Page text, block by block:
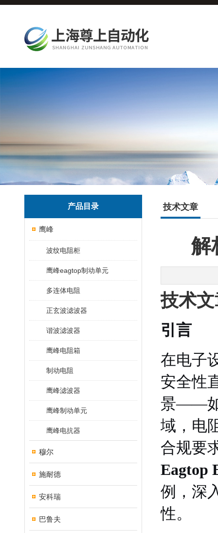
产品目录
鹰峰
波纹电阻柜
鹰峰eagtop制动单元
多连体电阻
正玄波滤波器
谐波滤波器
鹰峰电阻箱
制动电阻
鹰峰滤波器
鹰峰制动单元
鹰峰电抗器
穆尔
施耐德
安科瑞
巴鲁夫
技术文章
解
技术
引言
在电子
安全性
景——如
域，电
合规要
Eagtop
例，深
性。